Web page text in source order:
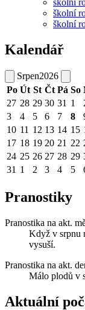
školní
školní
školní
Kalendář
Srpen2026
Po Út St Čt Pá So
27 28 29 30 31 1
3
4 5 6 7 8
10 11 12 13 14 15
17 18 19 20 21 22
24 25 26 27 28 29
31 1 2 3 4 5
Pranostiky
Pranostika na akt.
Když v srpnu
vysuší.
Pranostika na akt.
Málo plodů v
Aktuální